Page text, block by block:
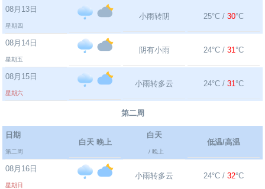
08月13日
星期四
小雨转阴 25°C / 30°C
08月14日
星期五
阴有小雨 24°C / 31°C
08月15日
星期六
小雨转多云 24°C / 31°C
第二周
日期
第二周
白天 晚上
白天
/ 晚上
低温/高温
08月16日
星期日
小雨转多云 24°C / 32°C